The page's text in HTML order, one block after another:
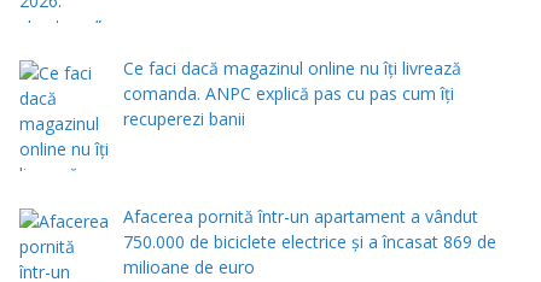
Ce faci dacă magazinul online nu îți livrează
comanda. ANPC explică pas cu pas cum îți
recuperezi banii
Afacerea pornită într-un apartament a vândut
750.000 de biciclete electrice și a încasat 869 de
milioane de euro